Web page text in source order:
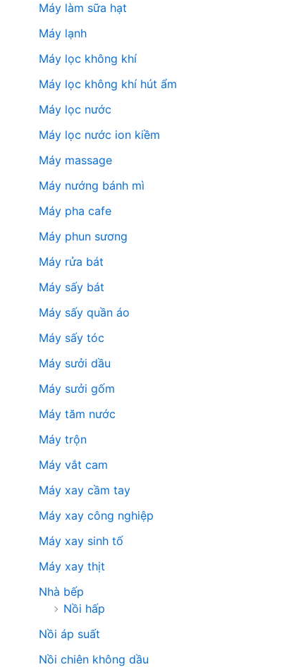
Máy làm sữa hạt
Máy lạnh
Máy lọc không khí
Máy lọc không khí hút ẩm
Máy lọc nước
Máy lọc nước ion kiềm
Máy massage
Máy nướng bánh mì
Máy pha cafe
Máy phun sương
Máy rửa bát
Máy sấy bát
Máy sấy quần áo
Máy sấy tóc
Máy sưởi dầu
Máy sưởi gốm
Máy tăm nước
Máy trộn
Máy vắt cam
Máy xay cầm tay
Máy xay công nghiệp
Máy xay sinh tố
Máy xay thịt
Nhà bếp
Nồi hấp
Nồi áp suất
Nồi chiên không dầu